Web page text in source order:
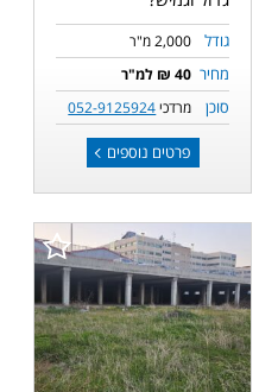
גודל 2,000 מ"ר
מחיר 40 ₪ למ"ר
סוכן מרדכי052-9125924
פרטים נוספים